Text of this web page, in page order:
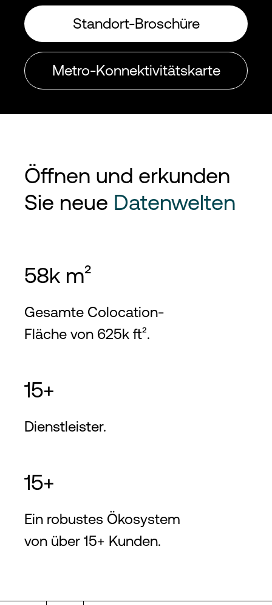
Standort-Broschüre
Metro-Konnektivitätskarte
Öffnen und erkunden
Sie neue Datenwelten
58k m²
Gesamte Colocation-
Fläche von 625k ft².
15+
Dienstleister.
15+
Ein robustes Ökosystem
von über 15+ Kunden.